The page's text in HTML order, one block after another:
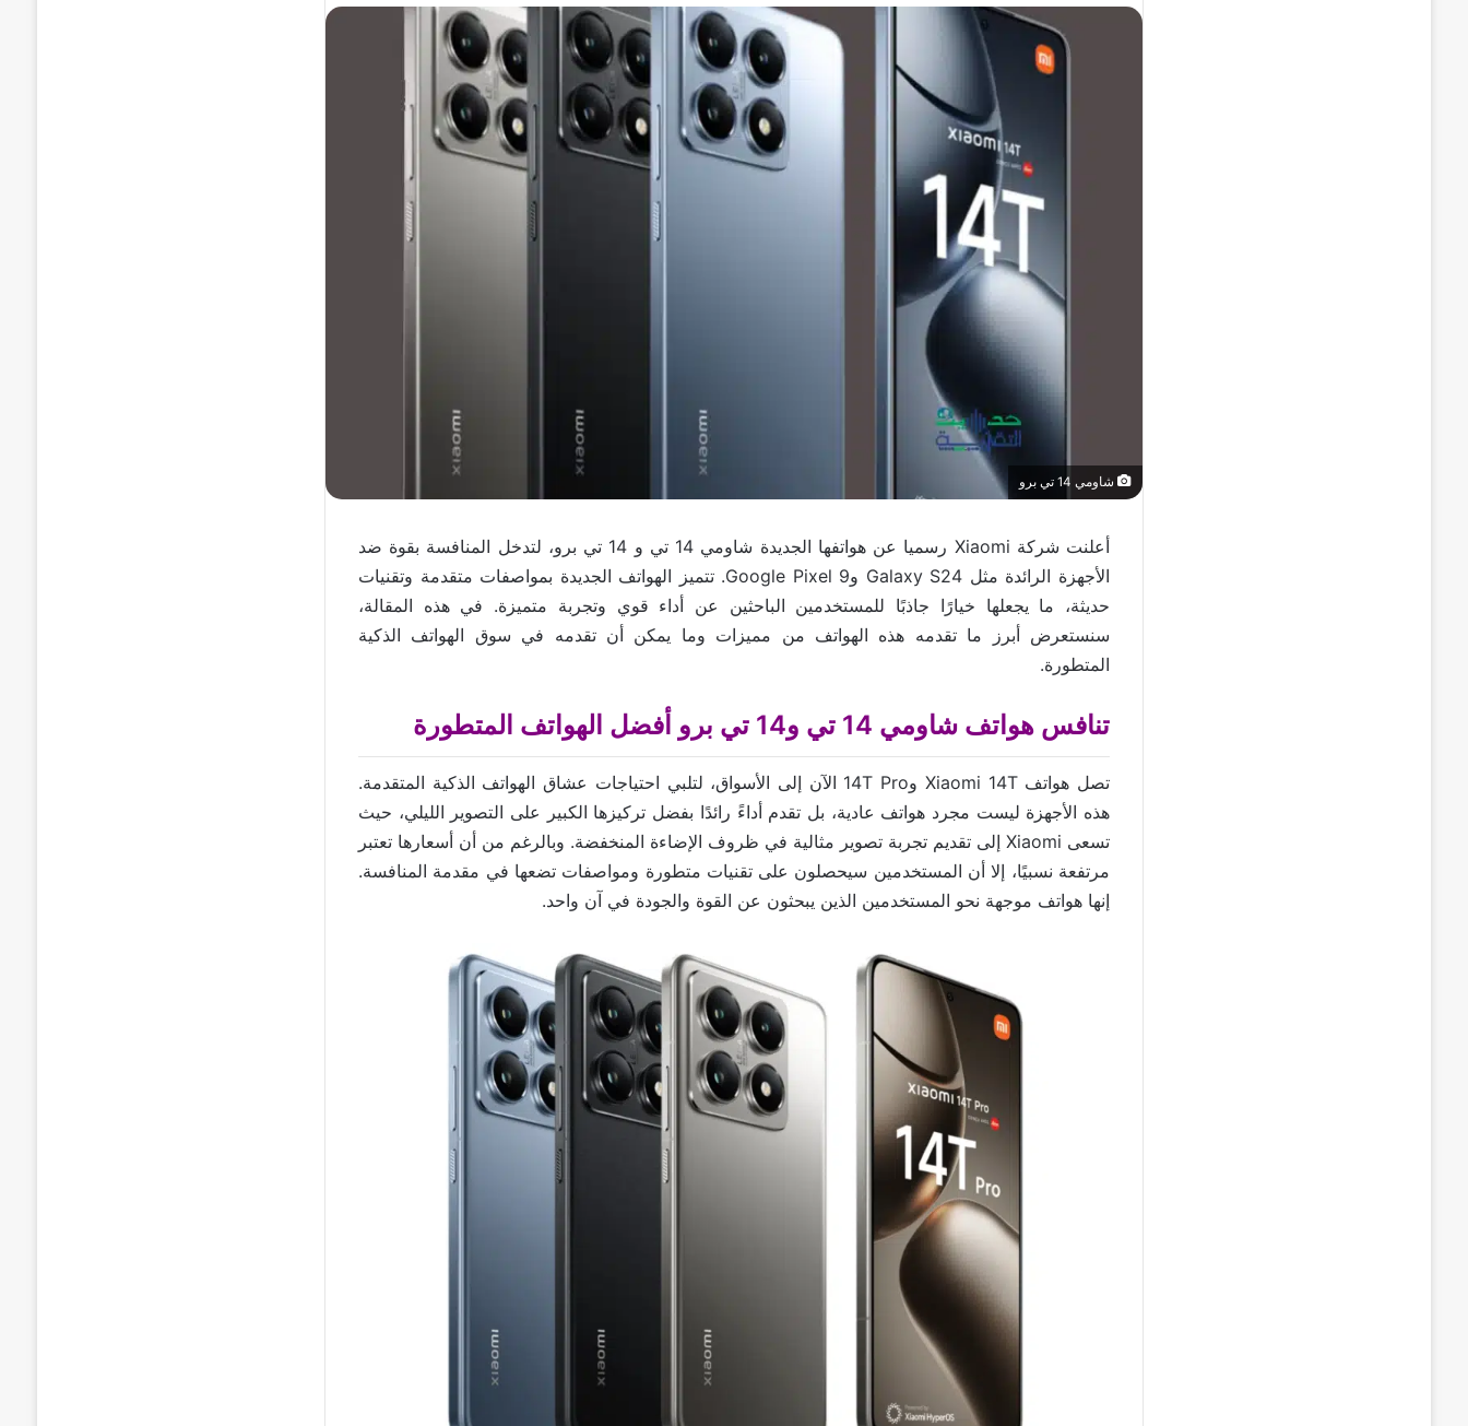
شاومي 14 تي برو
أعلنت شركة Xiaomi رسميا عن هواتفها الجديدة شاومي 14 تي و 14 تي برو، لتدخل المنافسة بقوة ضد
الأجهزة الرائدة مثل Galaxy S24 وGoogle Pixel 9. تتميز الهواتف الجديدة بمواصفات متقدمة وتقنيات
حديثة، ما يجعلها خيارًا جاذبًا للمستخدمين الباحثين عن أداء قوي وتجربة متميزة. في هذه المقالة،
سنستعرض أبرز ما تقدمه هذه الهواتف من مميزات وما يمكن أن تقدمه في سوق الهواتف الذكية
المتطورة.
تنافس هواتف شاومي 14 تي و14 تي برو أفضل الهواتف المتطورة
تصل هواتف Xiaomi 14T و14T Pro الآن إلى الأسواق، لتلبي احتياجات عشاق الهواتف الذكية المتقدمة.
هذه الأجهزة ليست مجرد هواتف عادية، بل تقدم أداءً رائدًا بفضل تركيزها الكبير على التصوير الليلي، حيث
تسعى Xiaomi إلى تقديم تجربة تصوير مثالية في ظروف الإضاءة المنخفضة. وبالرغم من أن أسعارها تعتبر
مرتفعة نسبيًا، إلا أن المستخدمين سيحصلون على تقنيات متطورة ومواصفات تضعها في مقدمة المنافسة.
إنها هواتف موجهة نحو المستخدمين الذين يبحثون عن القوة والجودة في آن واحد.